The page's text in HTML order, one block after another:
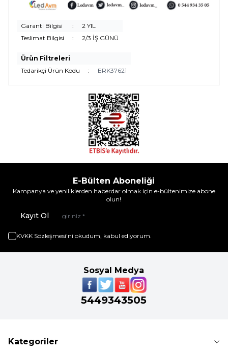
Garanti Bilgisi :
2 YIL
Teslimat Bilgisi
: 2/3 İŞ GÜNÜ
Ürün Filtreleri
Tedarikçi Ürün Kodu
: ERK37621
E-Bülten Aboneliği
Kampanya ve yeniliklerden haberdar olmak için e-bültenimize abone
olun!
Kayıt Ol
KVKK Sözleşmesi'ni okudum, kabul ediyorum.
Sosyal Medya
5449343505
Kategoriler